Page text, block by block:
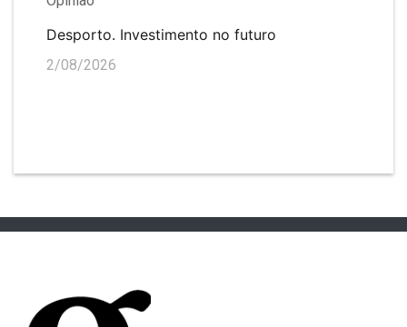
Desporto. Investimento no futuro
2/08/2026